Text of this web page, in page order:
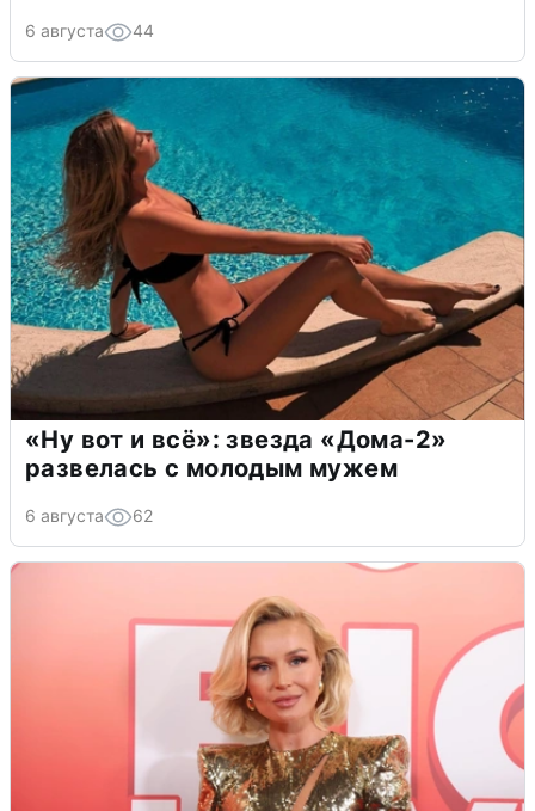
6 августа 44
«Ну вот и всё»: звезда «Дома-2»
развелась с молодым мужем
6 августа 62